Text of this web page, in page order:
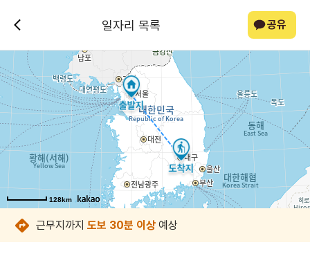
일자리 목록 공유
128km
128km
128km
128km
128km
128km
128km
128km
근무지까지 도보 30분 이상 예상